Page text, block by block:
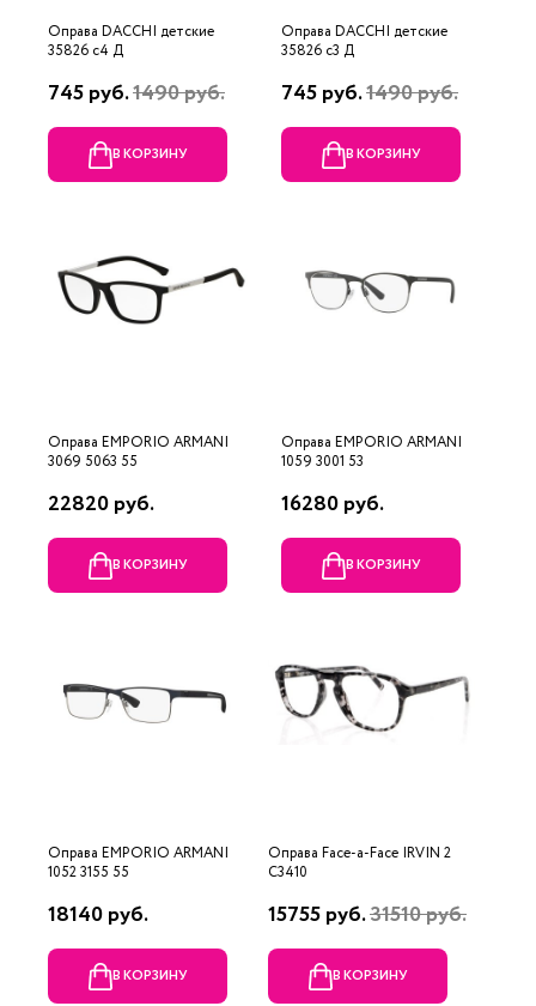
Оправа DACCHI детские
35826 c4 Д
745 руб.1490 руб.
В КОРЗИНУ
Оправа DACCHI детские
35826 c3 Д
745 руб.1490 руб.
В КОРЗИНУ
Оправа EMPORIO ARMANI
3069 5063 55
22820 руб.
В КОРЗИНУ
Оправа EMPORIO ARMANI
1059 3001 53
16280 руб.
В КОРЗИНУ
Оправа EMPORIO ARMANI
1052 3155 55
18140 руб.
В КОРЗИНУ
Оправа Face-a-Face IRVIN 2
C3410
15755 руб.31510 руб.
В КОРЗИНУ